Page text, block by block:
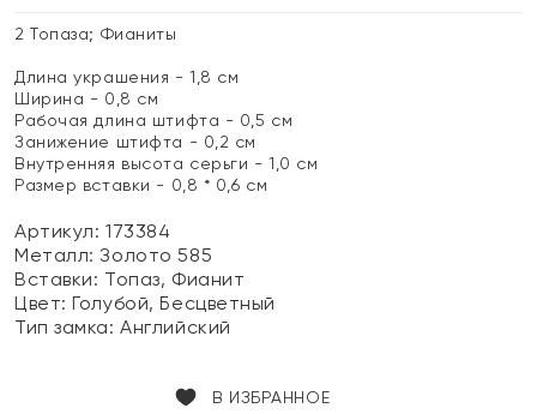
2 Топаза; Фианиты
Длина украшения - 1,8 см
Ширина - 0,8 см
Рабочая длина штифта - 0,5 см
Занижение штифта - 0,2 см
Внутренняя высота серьги - 1,0 см
Размер вставки - 0,8 * 0,6 см
Артикул: 173384
Металл:Золото 585
Вставки: Топаз, Фианит
Цвет:Голубой, Бесцветный
Тип замка:Английский
В ИЗБРАННОЕ